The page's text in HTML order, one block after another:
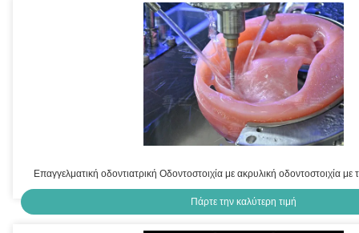
Επαγγελματική οδοντιατρική Οδοντοστοιχία με ακρυλική οδοντοστοιχία
Πάρτε την καλύτερη τιμή